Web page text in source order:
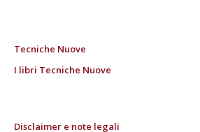
Tecniche Nuove
I libri Tecniche Nuove
Disclaimer e note legali